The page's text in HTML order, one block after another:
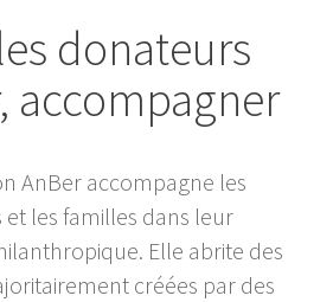
donateurs
accompagner
AnBer accompagne les
les familles dans leur
Elle abrite des
créées par des